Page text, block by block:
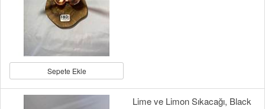
Sepete Ekle
Lime ve Limon Sıkacağı, Black